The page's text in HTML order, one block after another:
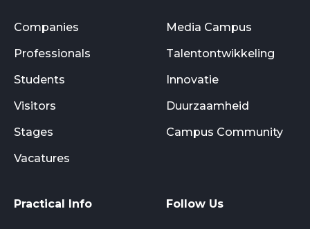
Companies
Professionals
Students
Visitors
Stages
Vacatures
Media Campus
Talentontwikkeling
Innovatie
Duurzaamheid
Campus Community
Practical Info Follow Us